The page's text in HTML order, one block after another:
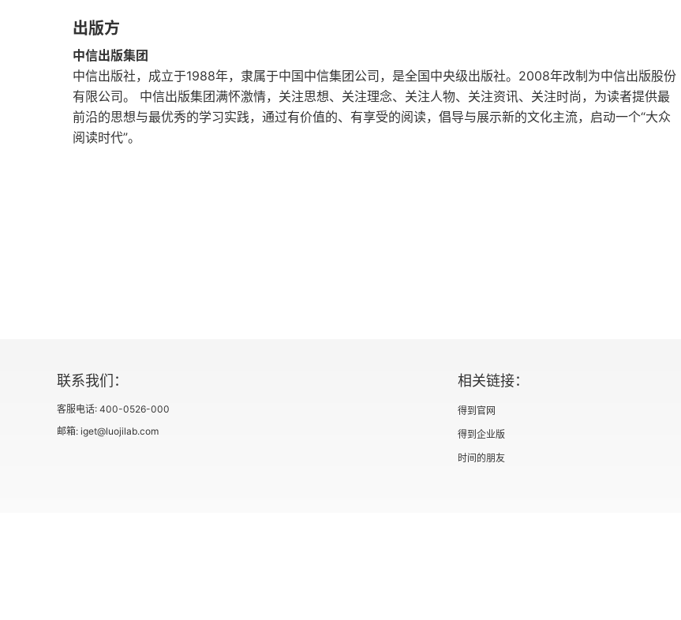
大事记
出版方
中信出版集团
中信出版社，成立于1988年，隶属于中国中信集团公司，是全国中央级出版社。2008年改制为中信出版股份
有限公司。 中信出版集团满怀激情，关注思想、关注理念、关注人物、关注资讯、关注时尚，为读者提供最
前沿的思想与最优秀的学习实践，通过有价值的、有享受的阅读，倡导与展示新的文化主流，启动一个“大众
阅读时代”。
联系我们：
客服电话: 400-0526-000
邮箱: iget@luojilab.com
相关链接：
得到官网
得到企业版
时间的朋友